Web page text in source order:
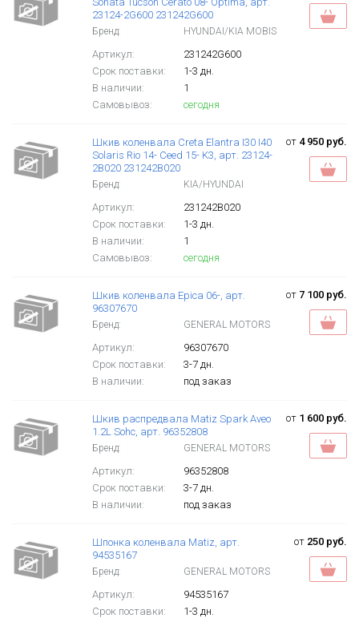
23124-2G600 231242G600
Бренд: HYUNDAI/KIA MOBIS
Артикул:
231242G600
Срок поставки:
1-3 дн.
В наличии:
1
Самовывоз:
сегодня
Шкив коленвала Creta Elantra I30 I40
Solaris Rio 14- Ceed 15- K3, арт. 23124-
2B020 231242B020
Бренд: KIA/HYUNDAI
Артикул:
231242B020
Срок поставки:
1-3 дн.
В наличии:
1
Самовывоз:
сегодня
от 4 950 руб.
Шкив коленвала Epica 06-, арт.
96307670
Бренд: GENERAL MOTORS
Артикул:
96307670
Срок поставки:
3-7 дн.
В наличии:
под заказ
от 7 100 руб.
Шкив распредвала Matiz Spark Aveo
1.2L Sohc, арт. 96352808
Бренд: GENERAL MOTORS
Артикул:
96352808
Срок поставки:
3-7 дн.
В наличии:
под заказ
от 1 600 руб.
Шпонка коленвала Matiz, арт.
94535167
Бренд: GENERAL MOTORS
Артикул:
94535167
Срок поставки:
1-3 дн.
от 250 руб.